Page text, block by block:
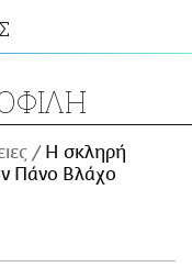
H σκληρή
Πάνο Βλάχο